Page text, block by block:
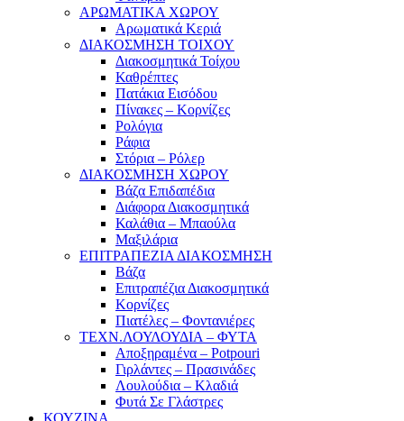
ΑΡΩΜΑΤΙΚΑ ΧΩΡΟΥ
Αρωματικά Κεριά
ΔΙΑΚΟΣΜΗΣΗ ΤΟΙΧΟΥ
Διακοσμητικά Τοίχου
Καθρέπτες
Πατάκια Εισόδου
Πίνακες – Κορνίζες
Ρολόγια
Ράφια
Στόρια – Ρόλερ
ΔΙΑΚΟΣΜΗΣΗ ΧΩΡΟΥ
Βάζα Επιδαπέδια
Διάφορα Διακοσμητικά
Καλάθια – Μπαούλα
Μαξιλάρια
ΕΠΙΤΡΑΠΕΖΙΑ ΔΙΑΚΟΣΜΗΣΗ
Βάζα
Επιτραπέζια Διακοσμητικά
Κορνίζες
Πιατέλες – Φοντανιέρες
ΤΕΧΝ.ΛΟΥΛΟΥΔΙΑ – ΦΥΤΑ
Αποξηραμένα – Potpouri
Γιρλάντες – Πρασινάδες
Λουλούδια – Κλαδιά
Φυτά Σε Γλάστρες
ΚΟΥΖΙΝΑ